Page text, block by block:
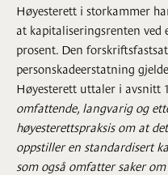
Høyesterett i storkammer
at kapitaliseringsrenten
prosent. Den
personskadeerstatning
Høyesterett uttaler i avsnitt
omfattende, langvarig og
høyesterettspraksis om at
oppstiller en standardisert
som også omfatter saker